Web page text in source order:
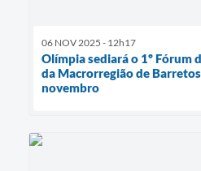
06 NOV 2025 - 12h17
Olímpia sediará o 1º Fórum
da Macrorregião de
novembro